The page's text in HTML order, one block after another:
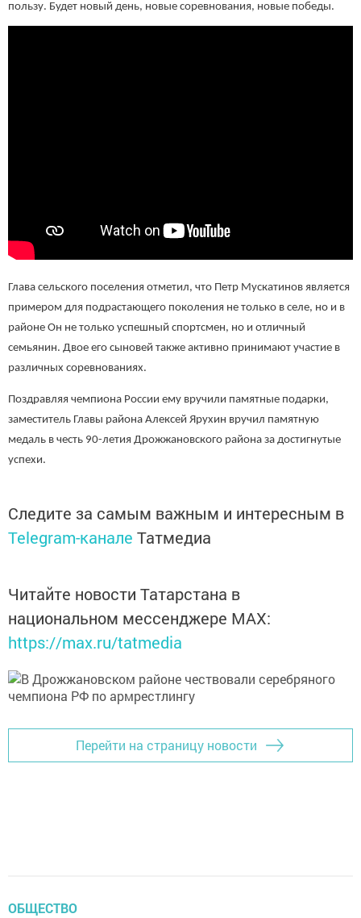
пользу. Будет новый день, новые соревнования, новые победы.
Глава сельского поселения отметил, что Петр Мускатинов является
примером для подрастающего поколения не только в селе, но и в
районе Он не только успешный спортсмен, но и отличный
семьянин. Двое его сыновей также активно принимают участие в
различных соревнованиях.
Поздравляя чемпиона России ему вручили памятные подарки,
заместитель Главы района Алексей Ярухин вручил памятную
медаль в честь 90-летия Дрожжановского района за достигнутые
успехи.
Следите за самым важным и интересным в
Telegram-канале Татмедиа
Читайте новости Татарстана в
национальном мессенджере MАХ:
https://max.ru/tatmedia
Перейти на страницу новости
ОБЩЕСТВО